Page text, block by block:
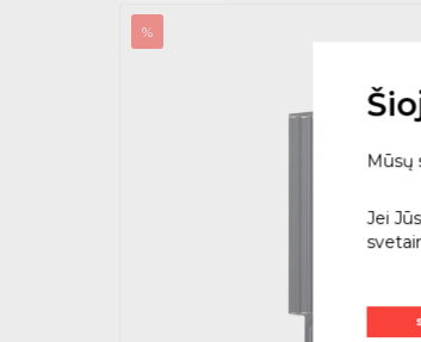
%
Mūsų
Jei